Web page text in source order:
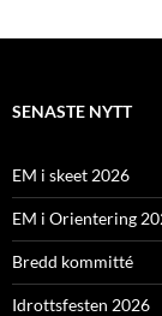
SENASTE NYTT
EM i skeet 2026
EM i Orientering
Bredd kommitté
Idrottsfesten 2026